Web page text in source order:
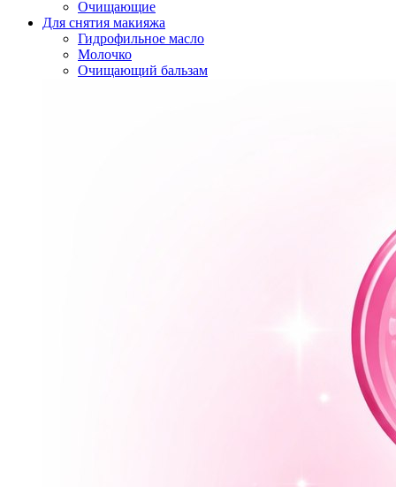
Очищающие
Для снятия макияжа
Гидрофильное масло
Молочко
Очищающий бальзам